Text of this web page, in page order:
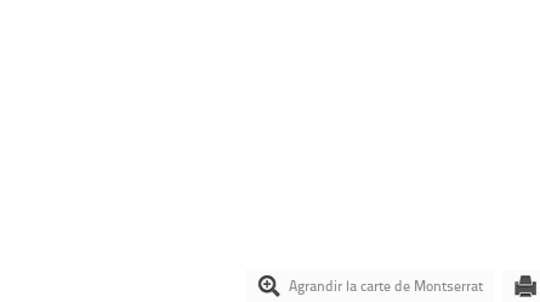
Agrandir la carte de Montserrat